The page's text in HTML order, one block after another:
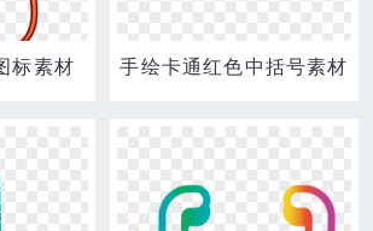
标素材 手绘卡通红色中括号素材